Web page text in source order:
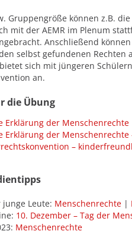
Gruppengröße können z.B.
mit der AEMR im Plenum
Anschließend
selbst gefundenen
sich mit jüngeren
an.
die Übung
Erklärung der Menschenrechte
Erklärung der Menschenrechte
–
Leute: Menschenrechte |
10. Dezember – Tag der
Menschenrechte